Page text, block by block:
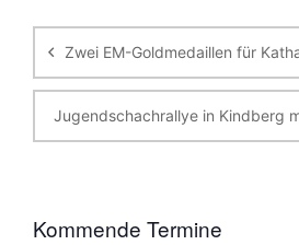
Zwei EM-Goldmedaillen für
Jugendschachrallye in Kindberg
Kommende Termine